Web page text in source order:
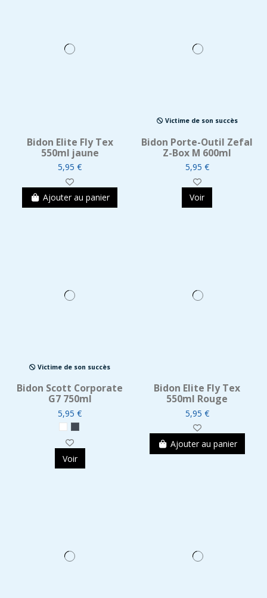
Bidon Elite Fly Tex
550ml jaune
5,95 €
Ajouter au panier
Victime de son succès
Bidon Porte-Outil Zefal
Z-Box M 600ml
5,95 €
Voir
Victime de son succès
Bidon Scott Corporate
G7 750ml
5,95 €
Voir
Bidon Elite Fly Tex
550ml Rouge
5,95 €
Ajouter au panier